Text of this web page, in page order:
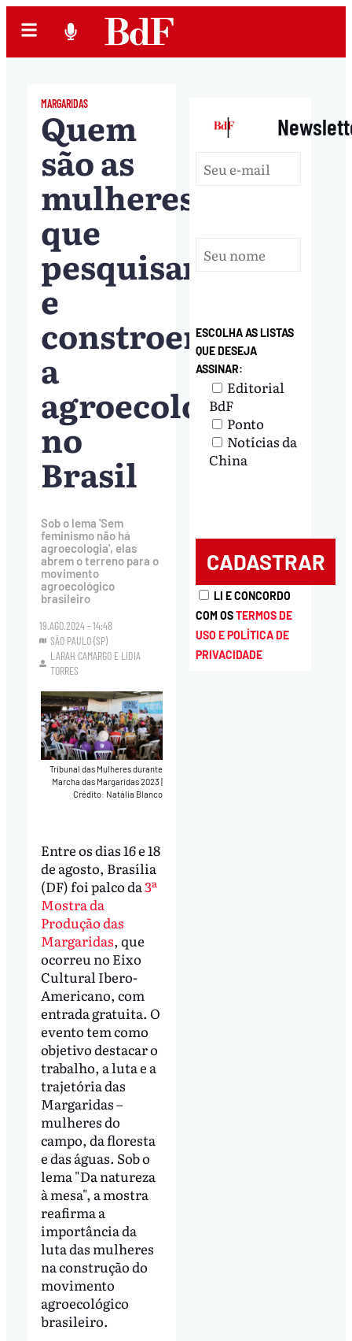
MARGARIDAS
Quem
são as
mulheres
que
pesquisam
e
constroem
a
agroecologia
no
Brasil
Sob o lema 'Sem
feminismo não há
agroecologia', elas
abrem o terreno para o
movimento
agroecológico
brasileiro
19.AGO.2024 - 14:48
SÃO PAULO (SP)
LARAH CAMARGO E LIDIA
TORRES
Tribunal das Mulheres durante
Marcha das Margaridas 2023
Crédito: Natália Blanco
Entre os dias 16 e 18
de agosto, Brasília
(DF) foi palco da3ª
Mostra da
Produção das
Margaridas, que
ocorreu no Eixo
Cultural Ibero-
Americano, com
entrada gratuita. O
evento tem como
objetivo destacar o
trabalho, a luta e a
trajetória das
Margaridas –
mulheres do
campo, da floresta
e das águas. Sob o
lema "Da natureza
à mesa", a mostra
reafirma a
importância da
luta das mulheres
na construção do
movimento
agroecológico
brasileiro.
|
ESCOLHA AS LISTAS
QUE DESEJA
ASSINAR:
Editorial
BdF
Ponto
Notícias da
China
LI E CONCORDO
COM OSTERMOS DE
USO E POLÍTICA DE
PRIVACIDADE